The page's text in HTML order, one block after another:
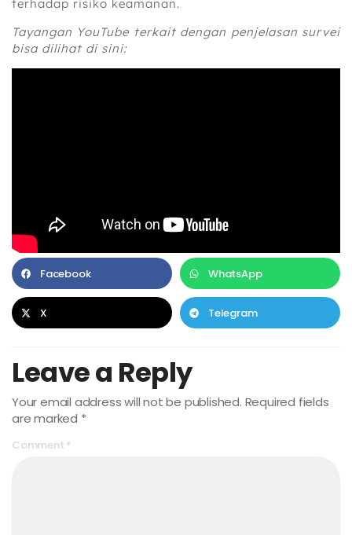
terhadap risiko keamanan.
Tayangan YouTube terkait dengan penjelasan survei
bisa dilihat di sini:
Facebook WhatsApp
X Telegram
Leave a Reply
Your email address will not be published. Required fields
are marked *
Comment *